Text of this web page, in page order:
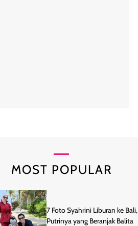
MOST POPULAR
7 Foto Syahrini Liburan ke Bali,
Putrinya yang Beranjak Balita